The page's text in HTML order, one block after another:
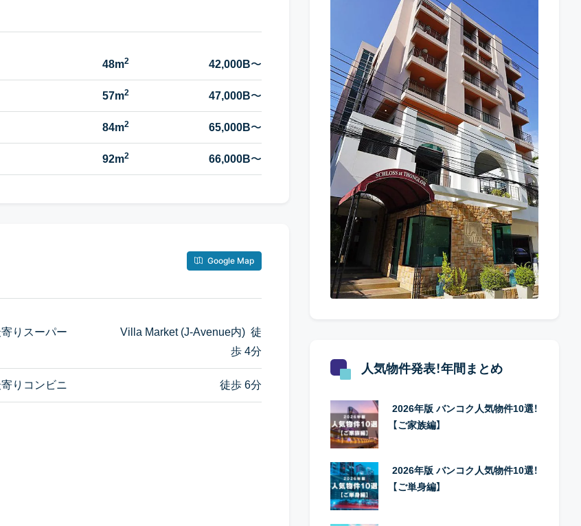
48m2 42,000B〜
57m2 47,000B〜
84m2 65,000B〜
92m2 66,000B〜
Google Map
りスーパー
Villa Market (J-Avenue内) 徒
歩 4分
りコンビニ 徒歩 6分
人気物件発表！年間まとめ
2026年版 バンコク人気物件10選！
【ご家族編】
2026年版 バンコク人気物件10選！
【ご単身編】